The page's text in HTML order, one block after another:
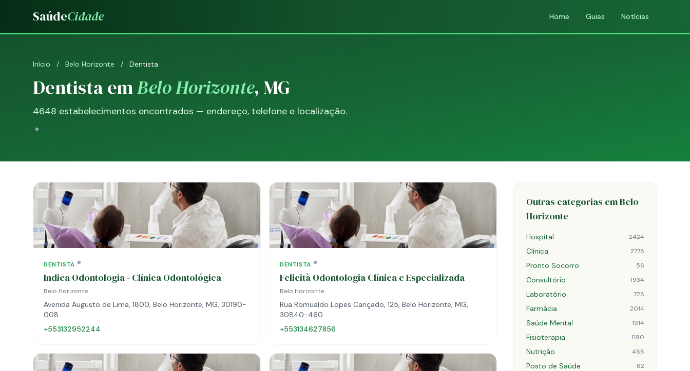
SaúdeCidade Home Guias Notícias
Início / Belo Horizonte / Dentista
Dentista emBelo Horizonte, MG
4648 estabelecimentos encontrados — endereço, telefone e localização.
DENTISTA
Indica Odontologia - Clínica Odontológica
Belo Horizonte
Avenida Augusto de Lima, 1800, Belo Horizonte, MG, 30190-
008
+553132952244
DENTISTA
Felicità Odontologia Clínica e Especializada
Belo Horizonte
Rua Romualdo Lopes Cançado, 125, Belo Horizonte, MG,
30840-460
+553134627856
Outras categorias em Belo
Horizonte
Hospital 2424
Clínica 2778
Pronto Socorro 56
Consultório 1934
Laboratório 728
Farmácia 2014
Saúde Mental 1914
Fisioterapia 1190
Nutrição 488
Posto de Saúde 62